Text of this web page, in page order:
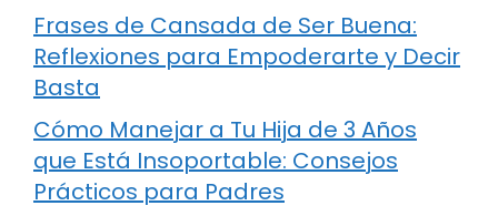
Frases de Cansada de Ser Buena:
Reflexiones para Empoderarte y Decir
Basta
Cómo Manejar a Tu Hija de 3 Años
que Está Insoportable: Consejos
Prácticos para Padres